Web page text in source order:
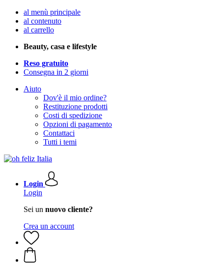
al menù principale
al contenuto
al carrello
Beauty, casa e lifestyle
Reso gratuito
Consegna in 2 giorni
Aiuto
Dov'è il mio ordine?
Restituzione prodotti
Costi di spedizione
Opzioni di pagamento
Contattaci
Tutti i temi
Login
Login
Sei un nuovo cliente?
Crea un account